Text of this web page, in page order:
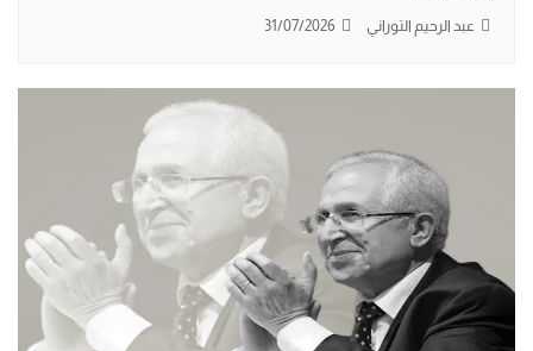
عبد الرحيم التوراني 31/07/2026